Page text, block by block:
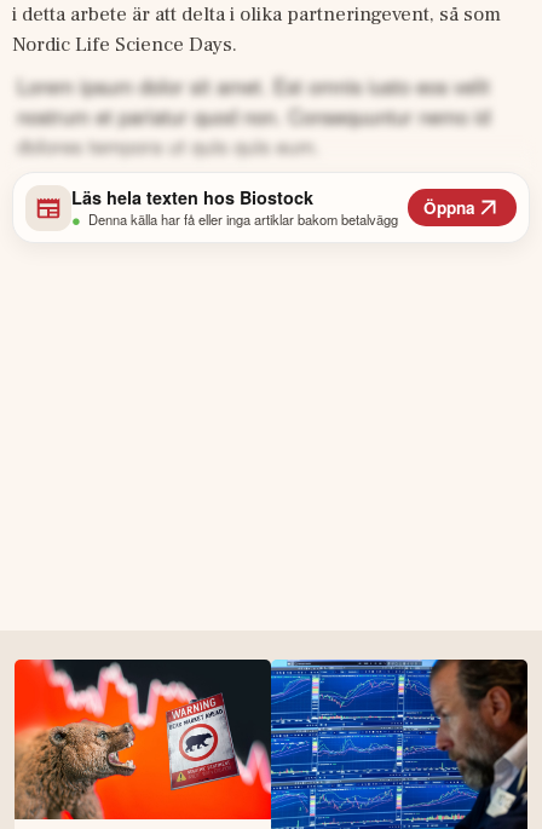
i detta arbete är att delta i olika partneringevent, så som
Nordic Life Science Days.
Lorem ipsum dolor sit amet. Est omnis iusto eos velit
nostrum et pariatur quod non. Consequuntur nemo id
dolores tempora ut quis quis eum.
Läs hela texten hos Biostock
• Denna källa har få eller inga artiklar bakom betalvägg
Öppna